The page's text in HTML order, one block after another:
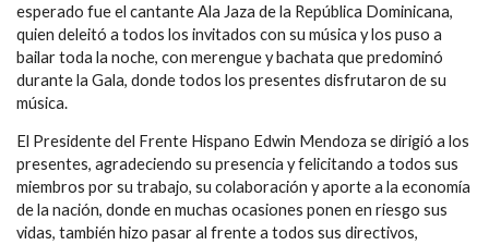
esperado fue el cantante Ala Jaza de la República Dominicana,
quien deleitó a todos los invitados con su música y los puso a
bailar toda la noche, con merengue y bachata que predominó
durante la Gala, donde todos los presentes disfrutaron de su
música.
El Presidente del Frente Hispano Edwin Mendoza se dirigió a los
presentes, agradeciendo su presencia y felicitando a todos sus
miembros por su trabajo, su colaboración y aporte a la economía
de la nación, donde en muchas ocasiones ponen en riesgo sus
vidas, también hizo pasar al frente a todos sus directivos,